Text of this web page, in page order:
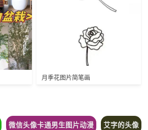
月季花图片简笔画
微信头像卡通男生图片动漫 艾字的头像